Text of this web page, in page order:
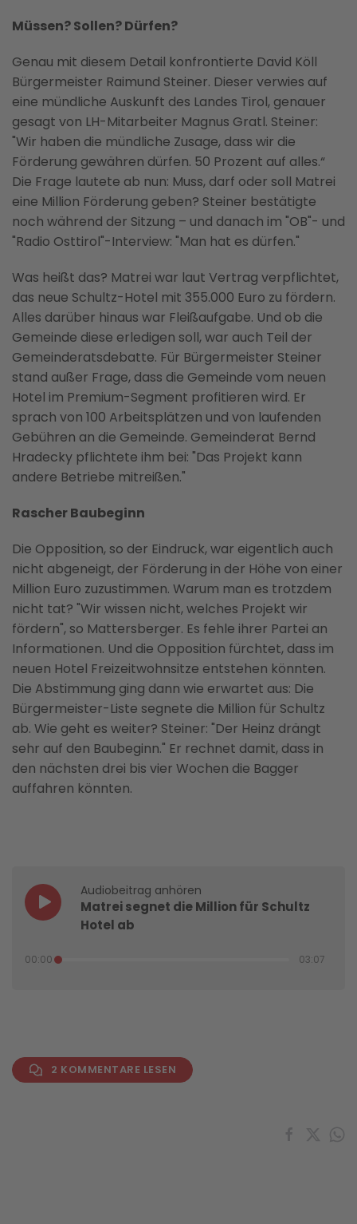
Müssen? Sollen? Dürfen?
Genau mit diesem Detail konfrontierte David Köll
Bürgermeister Raimund Steiner. Dieser verwies auf
eine mündliche Auskunft des Landes Tirol, genauer
gesagt von LH-Mitarbeiter Magnus Gratl. Steiner:
"Wir haben die mündliche Zusage, dass wir die
Förderung gewähren dürfen. 50 Prozent auf alles.“
Die Frage lautete ab nun: Muss, darf oder soll Matrei
eine Million Förderung geben? Steiner bestätigte
noch während der Sitzung – und danach im "OB"- und
"Radio Osttirol"-Interview: "Man hat es dürfen."
Was heißt das? Matrei war laut Vertrag verpflichtet,
das neue Schultz-Hotel mit 355.000 Euro zu fördern.
Alles darüber hinaus war Fleißaufgabe. Und ob die
Gemeinde diese erledigen soll, war auch Teil der
Gemeinderatsdebatte. Für Bürgermeister Steiner
stand außer Frage, dass die Gemeinde vom neuen
Hotel im Premium-Segment profitieren wird. Er
sprach von 100 Arbeitsplätzen und von laufenden
Gebühren an die Gemeinde. Gemeinderat Bernd
Hradecky pflichtete ihm bei: "Das Projekt kann
andere Betriebe mitreißen."
Rascher Baubeginn
Die Opposition, so der Eindruck, war eigentlich auch
nicht abgeneigt, der Förderung in der Höhe von einer
Million Euro zuzustimmen. Warum man es trotzdem
nicht tat? "Wir wissen nicht, welches Projekt wir
fördern", so Mattersberger. Es fehle ihrer Partei an
Informationen. Und die Opposition fürchtet, dass im
neuen Hotel Freizeitwohnsitze entstehen könnten.
Die Abstimmung ging dann wie erwartet aus: Die
Bürgermeister-Liste segnete die Million für Schultz
ab. Wie geht es weiter? Steiner: "Der Heinz drängt
sehr auf den Baubeginn." Er rechnet damit, dass in
den nächsten drei bis vier Wochen die Bagger
auffahren könnten.
Audiobeitrag anhören
Matrei segnet die Million für Schultz
Hotel ab
00:00 03:07
2 KOMMENTARE LESEN